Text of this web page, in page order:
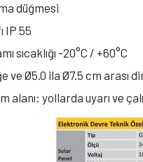
düğmesi
IP 55
sıcaklığı -20°C / +60°C
ve Ø5.0 ila Ø7.5 cm arası
alanı: yollarda uyarı ve